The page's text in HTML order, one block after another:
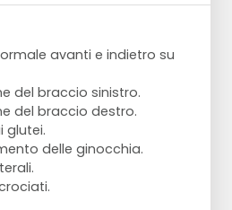
avanti e indietro su
del braccio sinistro.
del braccio destro.
glutei.
delle ginocchia.